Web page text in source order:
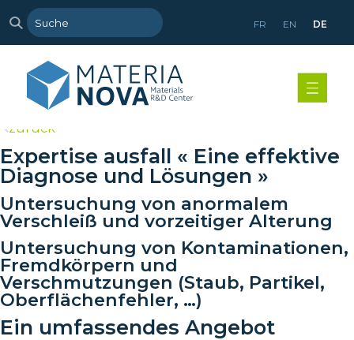
FR EN DE
zurück
Expertise ausfall « Eine effektive
Diagnose und Lösungen »
Untersuchung von anormalem
Verschleiß und vorzeitiger Alterung
Untersuchung von Kontaminationen,
Fremdkörpern und
Verschmutzungen (Staub, Partikel,
Oberflächenfehler, …)
Ein umfassendes Angebot